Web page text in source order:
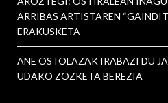
ARRIBAS ARTISTAREN
ERAKUSKETA
ANE OSTOLAZAK IRABAZI DU
UDAKO ZOZKETA BEREZIA